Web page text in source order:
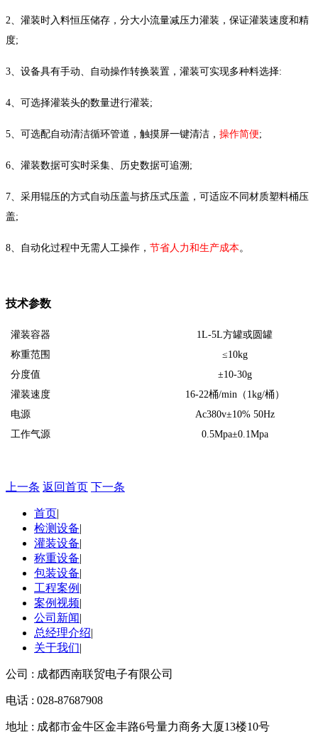
2、灌装时入料恒压储存，分大小流量减压力灌装，保证灌装速度和精
度;
3、设备具有手动、自动操作转换装置，灌装可实现多种料选择:
4、可选择灌装头的数量进行灌装;
5、可选配自动清洁循环管道，触摸屏一键清洁， 操作简便;
6、灌装数据可实时采集、历史数据可追溯;
7、采用辊压的方式自动压盖与挤压式压盖，可适应不同材质塑料桶压
盖;
8、自动化过程中无需人工操作， 节省人力和生产成本 。
技术参数
灌装容器
1L-5L方罐或圆罐
称重范围
≤10kg
分度值
±10-30g
灌装速度
16-22桶/min（1kg/桶）
电源
Ac380v±10% 50Hz
工作气源
0.5Mpa±0.1Mpa
上一条 返回首页 下一条
首页|
检测设备|
灌装设备|
称重设备|
包装设备|
工程案例 |
案例视频|
公司新闻|
总经理介绍|
关于我们|
公司 : 成都西南联贸电子有限公司
电话 : 028-87687908
地址 : 成都市金牛区金丰路6号量力商务大厦13楼10号